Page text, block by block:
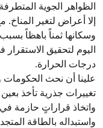
الظواهر الجوية
إلا أعراض لتغير
وسكانها ثمناً باهظاً
اليوم لتحقيق
درجات الحرارة.
علينا أن نحث
تغييرات جذرية تأخذ
واتخاذ قراراتٍ حازمة
واستبداله بالطاقة